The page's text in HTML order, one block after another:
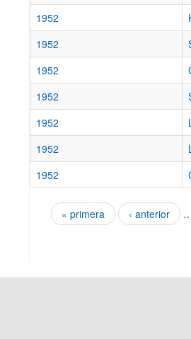
1952
1952
1952
1952
1952
1952
1952
Páginas
« primera ‹ anterior